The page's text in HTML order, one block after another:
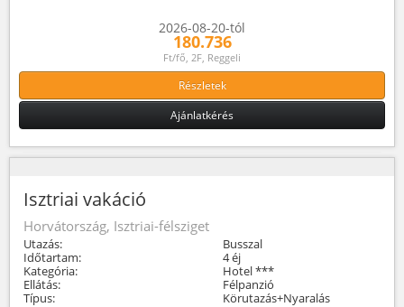
2026-08-20-tól
180.736
Ft/fő, 2F, Reggeli
Részletek
Ajánlatkérés
Isztriai vakáció
Horvátország, Isztriai-félsziget
Utazás:
Busszal
Időtartam:
4 éj
Kategória:
Hotel ***
Ellátás:
Félpanzió
Típus:
Körutazás+Nyaralás